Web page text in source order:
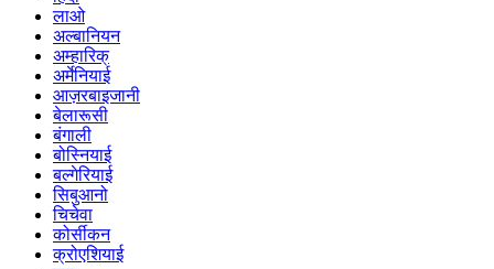
लाओ
अल्बानियन
अम्हारिक्
अर्मेनियाई
आज़रबाइजानी
बेलारूसी
बंगाली
बोस्नियाई
बल्गेरियाई
सिबुआनो
चिचेवा
कोर्सीकन
क्रोएशियाई